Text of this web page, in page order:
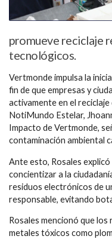
promueve reciclaje
tecnológicos.
Vertmonde impulsa la
fin de que empresas y
activamente en el
NotiMundo Estelar,
Impacto de Vertmonde,
contaminación ambiental
Ante esto, Rosales
concientizar a la
residuos electrónicos de
responsable, evitando
Rosales mencionó que
metales tóxicos como